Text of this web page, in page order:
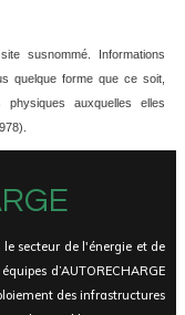
susnommé. Informations
quelque forme que ce soit,
physiques auxquelles elles
secteur de l'énergie et de
d’AUTORECHARGE
des infrastructures